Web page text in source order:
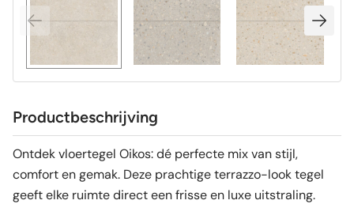
Productbeschrijving
Ontdek vloertegel Oikos: dé perfecte mix van stijl,
comfort en gemak. Deze prachtige terrazzo-look tegel
geeft elke ruimte direct een frisse en luxe uitstraling.